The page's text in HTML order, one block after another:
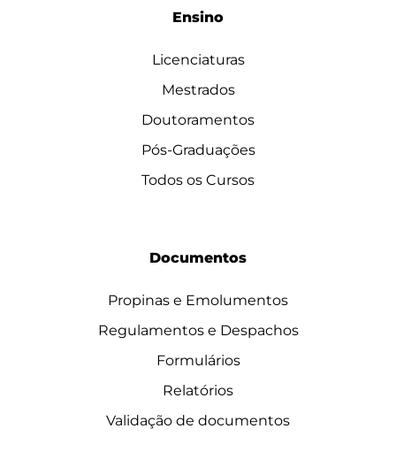
Ensino
Licenciaturas
Mestrados
Doutoramentos
Pós-Graduações
Todos os Cursos
Documentos
Propinas e Emolumentos
Regulamentos e Despachos
Formulários
Relatórios
Validação de documentos